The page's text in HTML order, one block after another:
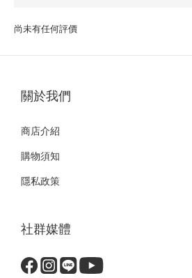
尚未有任何評價
關於我們
商店介紹
購物須知
隱私政策
社群媒體